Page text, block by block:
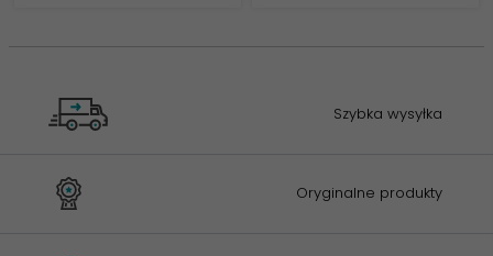
Szybka wysyłka
Oryginalne produkty